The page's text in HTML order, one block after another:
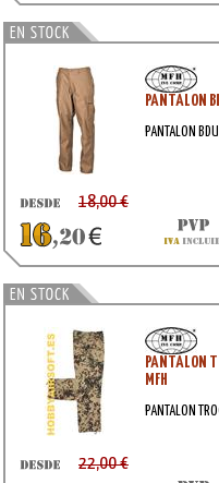
PANTALON
PANTALON
18,00 €
PANTALON
MFH
PANTALON
22,00 €